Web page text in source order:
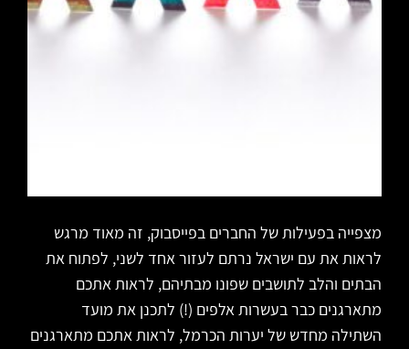
מצפייה בפעילות של החברים בפייסבוק, זה מאוד מרגש
לראות את עם ישראל נרתם לעזור אחד לשני, לפתוח את
הבתים והלב לתושבים שפונו מבתיהם, לראות אתכם
מתארגנים כבר בעשרות אלפים (!) לתכנן את מועד
השתילה מחדש של יערות הכרמל, לראות אתכם מתארגנים